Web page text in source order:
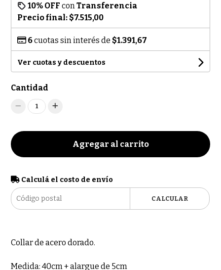
10% OFF conTransferencia
Precio final: $7.515,00
6cuotas sin interés de $1.391,67
Ver cuotas y descuentos
Cantidad
1
Agregar al carrito
Calculá el costo de envío
CALCULAR
Collar de acero dorado.
Medida: 40cm + alargue de 5cm